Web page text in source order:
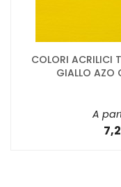
COLORI ACRILICI
GIALLO
A